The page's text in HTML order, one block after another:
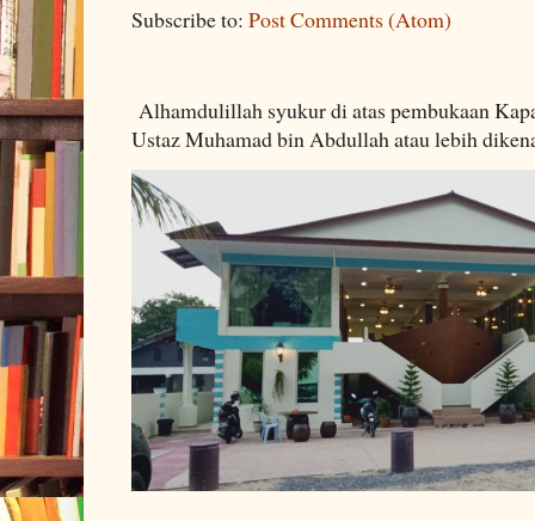
Subscribe to: Post Comments (Atom)
Alhamdulillah syukur di atas pembukaan
Ustaz Muhamad bin Abdullah atau lebih